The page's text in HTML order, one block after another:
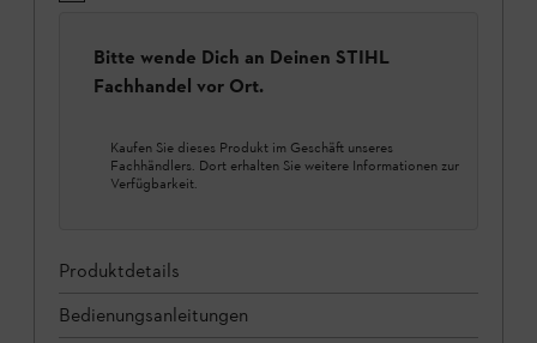
Bitte wende Dich an Deinen STIHL
Fachhandel vor Ort.
Kaufen Sie dieses Produkt im Geschäft unseres
Fachhändlers. Dort erhalten Sie weitere Informationen zur
Verfügbarkeit.
Produktdetails
Bedienungsanleitungen